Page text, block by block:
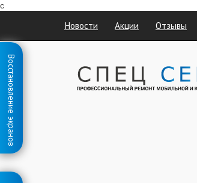
с
Восстановление экранов
Новости Акции Отзывы